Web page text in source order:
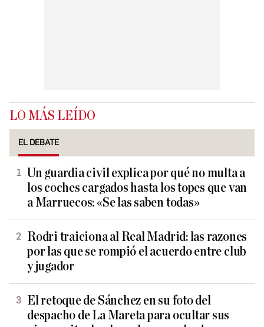
LO MÁS LEÍDO
EL DEBATE
Un guardia civil explica por qué no multa a
los coches cargados hasta los topes que van
a Marruecos: «Se las saben todas»
Rodri traiciona al Real Madrid: las razones
por las que se rompió el acuerdo entre club
y jugador
El retoque de Sánchez en su foto del
despacho de La Mareta para ocultar sus